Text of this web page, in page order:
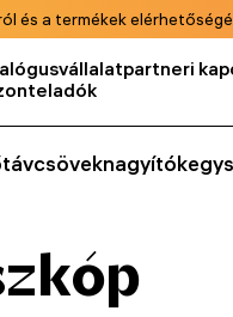
és a termékek
vállalatpartneri
nagyítók